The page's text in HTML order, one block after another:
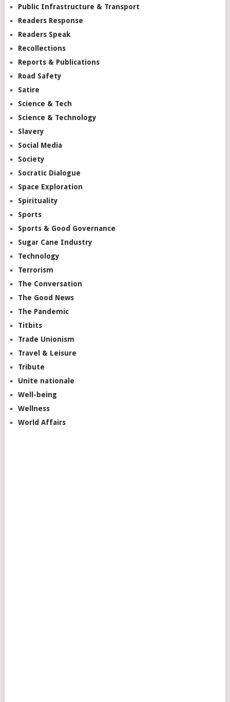
Public Infrastructure & Transport
Readers Response
Readers Speak
Recollections
Reports & Publications
Road Safety
Satire
Science & Tech
Science & Technology
Slavery
Social Media
Society
Socratic Dialogue
Space Exploration
Spirituality
Sports
Sports & Good Governance
Sugar Cane Industry
Technology
Terrorism
The Conversation
The Good News
The Pandemic
Titbits
Trade Unionism
Travel & Leisure
Tribute
Unite nationale
Well-being
Wellness
World Affairs